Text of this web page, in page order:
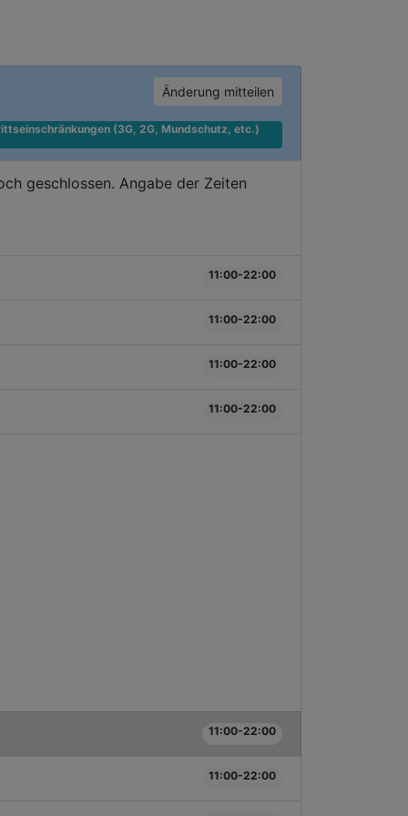
Änderung mitteilen
(3G, 2G, Mundschutz, etc.)
geschlossen. Angabe der Zeiten
11:00-22:00
11:00-22:00
11:00-22:00
11:00-22:00
11:00-22:00
11:00-22:00